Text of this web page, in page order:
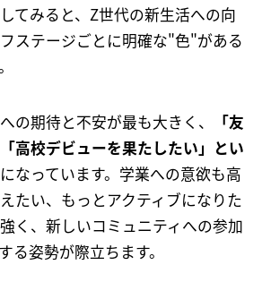
てみると、Z世代の新生活への向
ステージごとに明確な"色"がある
の期待と不安が最も大きく、
「友
高校デビューを果たしたい」とい
なっています。学業への意欲も高
たい、もっとアクティブになりた
く、新しいコミュニティへの参加
る姿勢が際立ちます。